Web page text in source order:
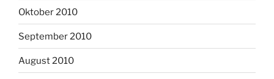
Oktober 2010
September 2010
August 2010